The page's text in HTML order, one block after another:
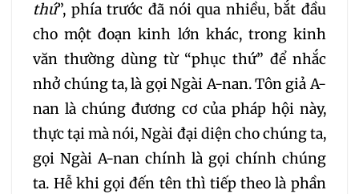
160 161 162 163
164 165 166 167
169 170 171
172 173 174 175
thứ”, phía trước đã nói qua nhiều, bắt đầu
cho một đoạn kinh lớn khác, trong kinh
văn thường dùng từ “phục thứ” để nhắc
nhở chúng ta, là gọi Ngài A-nan. Tôn giả A-
nan là chúng đương cơ của pháp hội này,
thực tại mà nói, Ngài đại diện cho chúng ta,
gọi Ngài A-nan chính là gọi chính chúng
ta. Hễ khi gọi đến tên thì tiếp theo là phần